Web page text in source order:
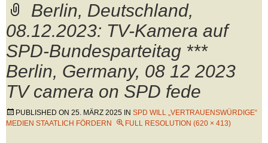
Berlin, Deutschland,
08.12.2023: TV-Kamera auf
SPD-Bundesparteitag ***
Berlin, Germany, 08 12 2023
TV camera on SPD fede
PUBLISHED ON 25. MÄRZ 2025 IN SPD WILL „VERTRAUENSWÜRDIGE“
MEDIEN STAATLICH FÖRDERN
FULL RESOLUTION (620 × 413)